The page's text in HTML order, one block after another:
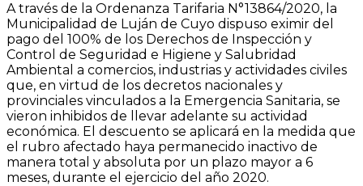
A través de la Ordenanza Tarifaria N°13864/2020, la
Municipalidad de Luján de Cuyo dispuso eximir del
pago del 100% de los Derechos de Inspección y
Control de Seguridad e Higiene y Salubridad
Ambiental a comercios, industrias y actividades civiles
que, en virtud de los decretos nacionales y
provinciales vinculados a la Emergencia Sanitaria, se
vieron inhibidos de llevar adelante su actividad
económica. El descuento se aplicará en la medida que
el rubro afectado haya permanecido inactivo de
manera total y absoluta por un plazo mayor a 6
meses, durante el ejercicio del año 2020.